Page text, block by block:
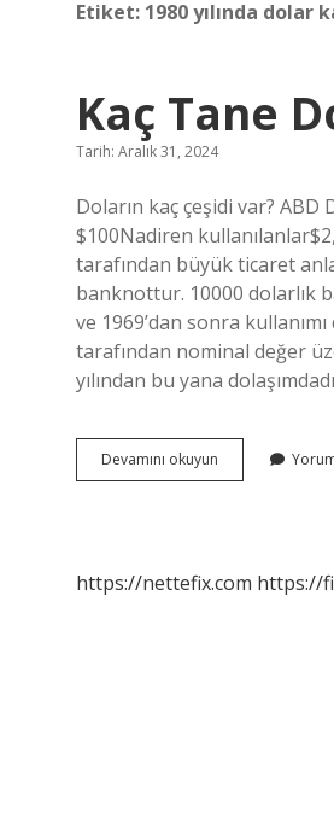
Etiket: 1980 yılında dolar
Kaç Tane
Tarih: Aralık 31, 2024
Doların kaç çeşidi var?
$100Nadiren
tarafından büyük ticaret
banknottur. 10000 dolarlık
ve 1969’dan sonra
tarafından nominal değer
yılından bu yana
Devamını okuyun
Tane
https://nettefix.com https://